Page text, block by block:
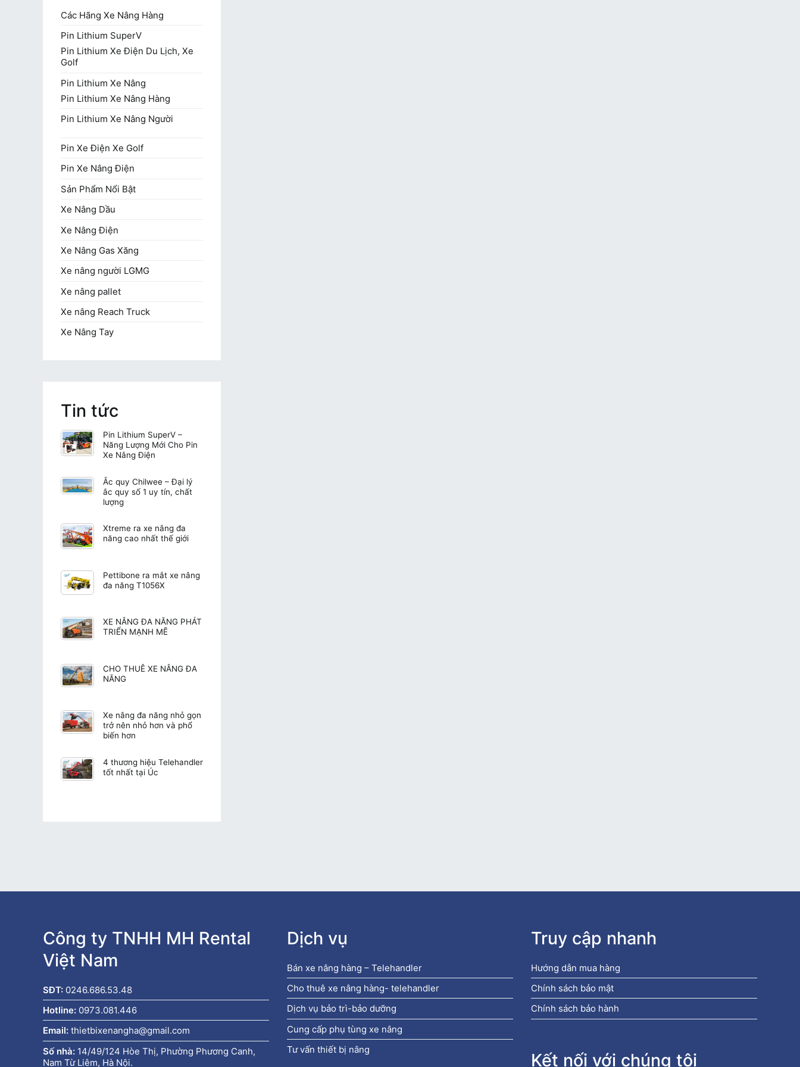
Các Hãng Xe Nâng Hàng
Pin Lithium SuperV
Pin Lithium Xe Điện Du Lịch, Xe
Golf
Pin Lithium Xe Nâng
Pin Lithium Xe Nâng Hàng
Pin Lithium Xe Nâng Người
Pin Xe Điện Xe Golf
Pin Xe Nâng Điện
Sản Phẩm Nổi Bật
Xe Nâng Dầu
Xe Nâng Điện
Xe Nâng Gas Xăng
Xe nâng người LGMG
Xe nâng pallet
Xe nâng Reach Truck
Xe Nâng Tay
Tin tức
Pin Lithium SuperV –
Năng Lượng Mới Cho Pin
Xe Nâng Điện
Ắc quy Chilwee – Đại lý
ắc quy số 1 uy tín, chất
lượng
Xtreme ra xe nâng đa
năng cao nhất thế giới
Pettibone ra mắt xe nâng
đa năng T1056X
XE NÂNG ĐA NĂNG PHÁT
TRIỂN MẠNH MẼ
CHO THUÊ XE NÂNG ĐA
NĂNG
Xe nâng đa năng nhỏ gọn
trở nên nhỏ hơn và phổ
biến hơn
4 thương hiệu Telehandler
tốt nhất tại Úc
Công ty TNHH MH Rental
Việt Nam
SĐT: 0246.686.53.48
Hotline: 0973.081.446
Email: thietbixenangha@gmail.com
Số nhà: 14/49/124 Hòe Thị, Phường Phương Canh,
Nam Từ Liêm, Hà Nội.
Dịch vụ
Bán xe nâng hàng – Telehandler
Cho thuê xe nâng hàng- telehandler
Dịch vụ bảo trì-bảo dưỡng
Cung cấp phụ tùng xe nâng
Tư vấn thiết bị nâng
Truy cập nhanh
Hướng dẫn mua hàng
Chính sách bảo mật
Chính sách bảo hành
Kết nối với chúng tôi